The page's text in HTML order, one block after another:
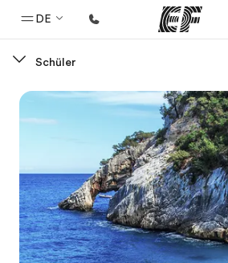
DE
Willkommen bei EF
Alle Programme ansehen
Büros
Büros in der Nähe
Über uns
Schüler